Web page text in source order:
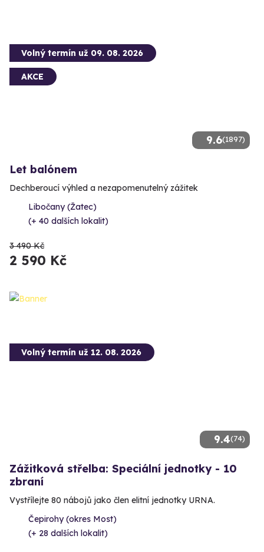
9.6(1897)
Volný termín už 09. 08. 2026
AKCE
Let balónem
Dechberoucí výhled a nezapomenutelný zážitek
Libočany (Žatec)
(+ 40 dalších lokalit)
3 490 Kč
2 590 Kč
9.4(74)
Volný termín už 12. 08. 2026
Zážitková střelba: Speciální jednotky - 10
zbraní
Vystřílejte 80 nábojů jako člen elitní jednotky URNA.
Čepirohy (okres Most)
(+ 28 dalších lokalit)